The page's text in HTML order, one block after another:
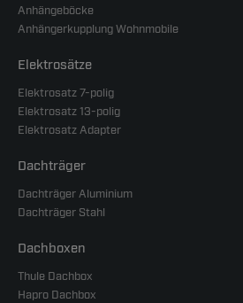
Anhängeböcke
Anhängerkupplung Wohnmobile
Elektrosätze
Elektrosatz 7-polig
Elektrosatz 13-polig
Elektrosatz Adapter
Dachträger
Dachträger Aluminium
Dachträger Stahl
Dachboxen
Thule Dachbox
Hapro Dachbox